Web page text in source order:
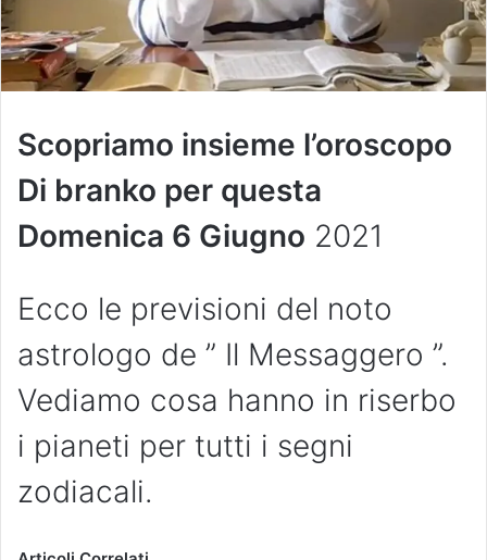
Scopriamo insieme l’oroscopo
Di branko per questa
Domenica 6 Giugno 2021
Ecco le previsioni del noto
astrologo de ” Il Messaggero ”.
Vediamo cosa hanno in riserbo
i pianeti per tutti i segni
zodiacali.